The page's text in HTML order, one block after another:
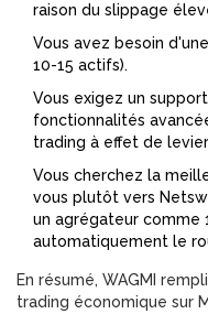
raison du slippage
Vous avez besoin
10-15 actifs).
Vous exigez un
fonctionnalités
trading à effet de
Vous cherchez la
vous plutôt vers
un agrégateur comme
automatiquement le
En résumé, WAGMI
trading économique sur